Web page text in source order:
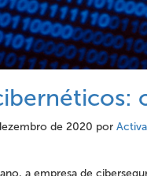
de 2020 por